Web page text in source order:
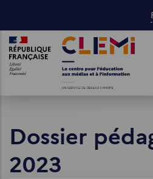
contenu
principal
Images Images
Dossier
2023